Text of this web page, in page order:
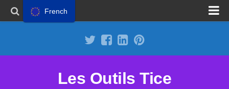
Les Outils Tice
French